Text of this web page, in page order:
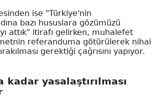
ise "Türkiye'nin
bazı hususlara gözümüzü
attık" itirafı gelirken, muhalefet
referanduma götürülerek nihai
gerektiği çağrısını yapıyor.
kadar yasalaştırılması